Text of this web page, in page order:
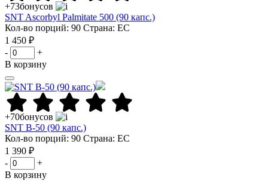
+73бонусов
SNT Ascorbyl Palmitate 500 (90 капс.)
Кол-во порций: 90 Страна: ЕС
1 450 ₽
-
+
В корзину
+70бонусов
SNT B-50 (90 капс.)
Кол-во порций: 90 Страна: ЕС
1 390 ₽
-
+
В корзину